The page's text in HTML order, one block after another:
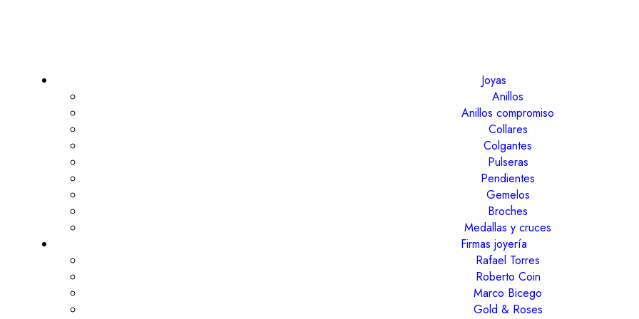
Joyas
Anillos
Anillos compromiso
Collares
Colgantes
Pulseras
Pendientes
Gemelos
Broches
Medallas y cruces
Firmas joyería
Rafael Torres
Roberto Coin
Marco Bicego
Gold & Roses